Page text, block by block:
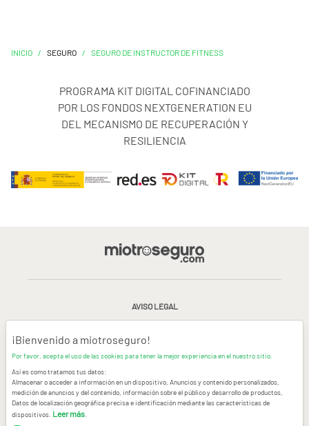
INICIO / SEGURO / SEGURO DE INSTRUCTOR DE FITNESS
PROGRAMA KIT DIGITAL COFINANCIADO
POR LOS FONDOS NEXTGENERATION EU
DEL MECANISMO DE RECUPERACIÓN Y
RESILIENCIA
AVISO LEGAL
CONDICIONES GENERALES DE USO
CONTACTAR
© Copyright miotroseguro.com 2026. Todos los derechos reservados
¡Bienvenido a miotroseguro!
Por favor, acepta el uso de las cookies para tener la mejor experiencia en el nuestro sitio.
Así es como tratamos tus datos:
Almacenar o acceder a información en un dispositivo, Anuncios y contenido personalizados,
medición de anuncios y del contenido, información sobre el público y desarrollo de productos,
Datos de localización geográfica precisa e identificación mediante las características de
dispositivos. Leer más